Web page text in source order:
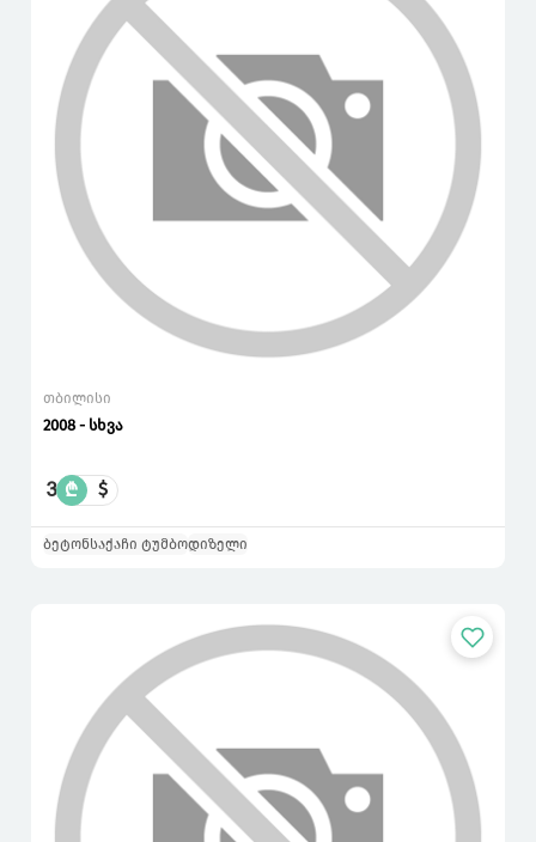
თბილისი
2008 - სხვა
3 ₾ $
ბეტონსაქაჩი ტუმბოდიზელი